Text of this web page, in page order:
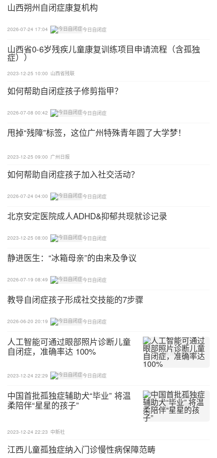
山西朔州自闭症康复机构
2026-07-24 17:04 今日自闭症
山西省0-6岁残疾儿童康复训练项目申请流程（含孤独
症））
2023-12-25 10:00 山西省残联
如何帮助自闭症孩子修剪指甲？
2026-07-08 00:42 今日自闭症
甩掉“残障”标签，这位广州特殊青年圆了大学梦！
2023-12-25 09:00 广州日报
如何帮助自闭症孩子加入社交活动？
2026-07-24 04:00 今日自闭症
北京安定医院成人ADHD&抑郁共现就诊记录
2023-12-25 08:00 今日自闭症
静进医生：“冰箱母亲”的由来及争议
2026-07-19 08:49 今日自闭症
教导自闭症孩子形成社交技能的7步骤
2026-06-20 20:19 今日自闭症
人工智能可通过眼部照片诊断儿童
自闭症，准确率达 100%
2023-12-24 22:29 今日自闭症
中国首批孤独症辅助犬“毕业” 将温
柔陪伴“星星的孩子”
2023-12-24 22:23 中新社
江西儿童孤独症纳入门诊慢性病保障范畴